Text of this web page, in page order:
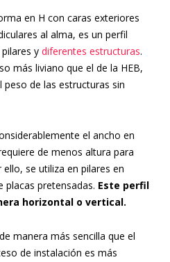
en H con caras exteriores
al alma, es un perfil
y diferentes estructuras.
más liviano que el de la HEB,
de las estructuras sin
el ancho en
de menos altura para
se utiliza en pilares en
placas pretensadas. Este perfil
horizontal o vertical.
manera más sencilla que el
de instalación es más